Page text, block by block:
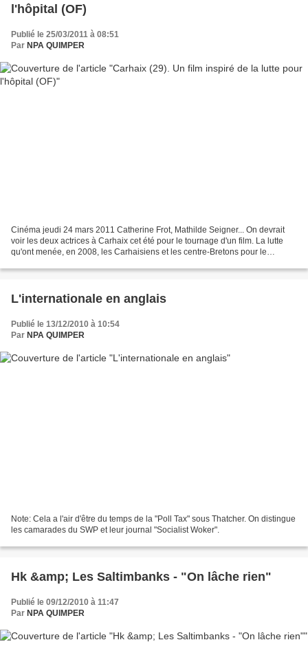
l'hôpital (OF)
Publié le 25/03/2011 à 08:51
Par NPA QUIMPER
Cinéma jeudi 24 mars 2011 Catherine Frot, Mathilde Seigner... On devrait
voir les deux actrices à Carhaix cet été pour le tournage d'un film. La lutte
qu'ont menée, en 2008, les Carhaisiens et les centre-Bretons pour le
L'internationale en anglais
Publié le 13/12/2010 à 10:54
Par NPA QUIMPER
Note: Cela a l'air d'être du temps de la "Poll Tax" sous Thatcher. On distingue
les camarades du SWP et leur journal "Socialist Woker".
Hk &amp; Les Saltimbanks - "On lâche rien"
Publié le 09/12/2010 à 11:47
Par NPA QUIMPER